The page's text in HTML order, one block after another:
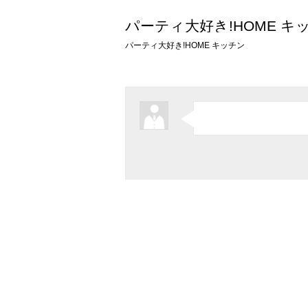
パーティ大好き!HOME キ
パーティ大好き!HOME キッチン